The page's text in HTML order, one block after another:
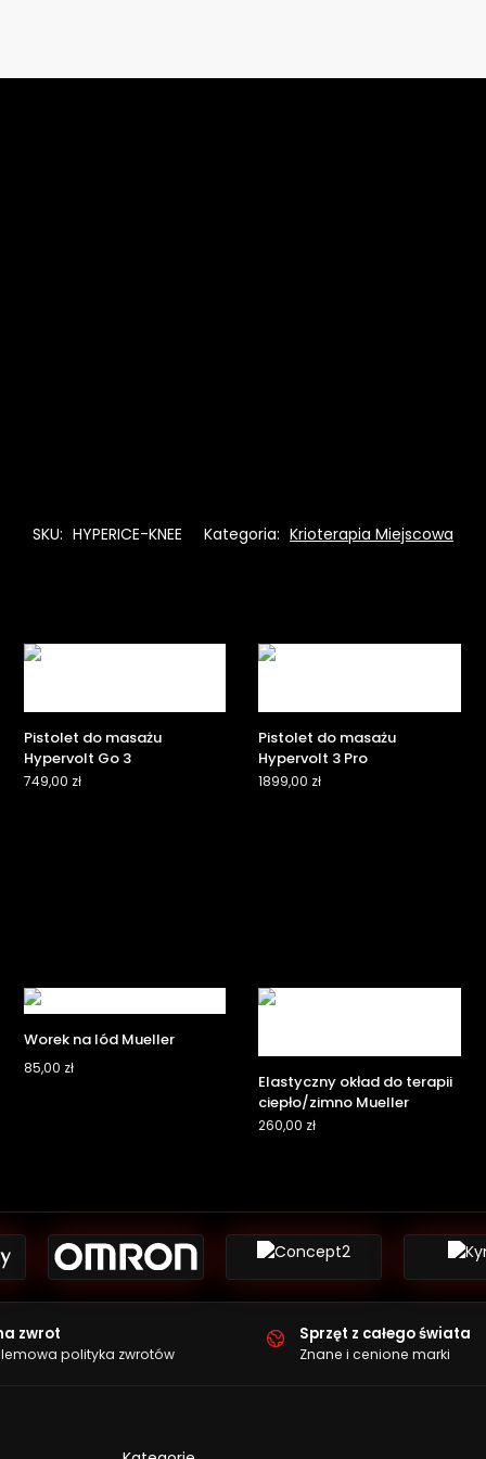
SKU: HYPERICE-KNEE Kategoria: Krioterapia Miejscowa
Pistolet do masażu
Hypervolt Go 3
749,00 zł
Pistolet do masażu
Hypervolt 3 Pro
1899,00 zł
Worek na lód Mueller
85,00 zł
Elastyczny okład do terapii
ciepło/zimno Mueller
260,00 zł
zwrot
polityka zwrotów
Sprzęt z całego świata
Znane i cenione marki